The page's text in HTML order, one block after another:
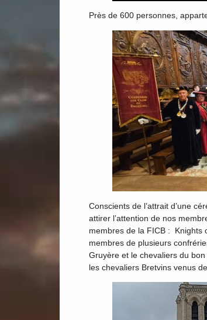
Près de 600 personnes,
Conscients de l’attrait d’une
attirer l’attention de nos
membres de la FICB : Knights
membres de plusieurs
Gruyère et le chevaliers du
les chevaliers Bretvins venus